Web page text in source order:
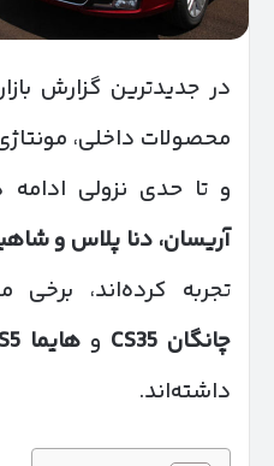
در جدیدترین گزارش
محصولات داخلی،
و تا حدی نزولی ادامه
آریسان، دنا پلاس و
تجربه کرده‌اند، برخی
چانگان
و هایما
داشته‌اند.